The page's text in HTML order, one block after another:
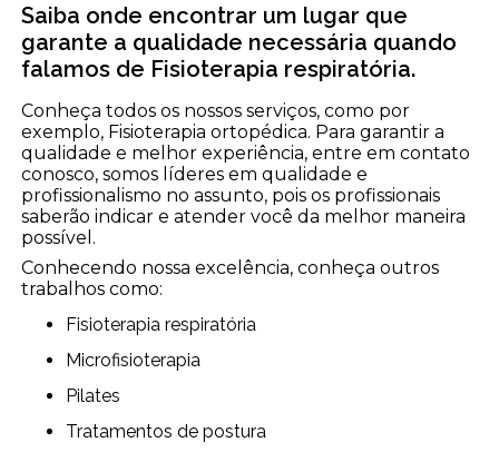
Saiba onde encontrar um lugar que
garante a qualidade necessária quando
falamos de Fisioterapia respiratória.
Conheça todos os nossos serviços, como por
exemplo, Fisioterapia ortopédica. Para garantir a
qualidade e melhor experiência, entre em contato
conosco, somos líderes em qualidade e
profissionalismo no assunto, pois os profissionais
saberão indicar e atender você da melhor maneira
possível.
Conhecendo nossa excelência, conheça outros
trabalhos como:
Fisioterapia respiratória
Microfisioterapia
Pilates
Tratamentos de postura